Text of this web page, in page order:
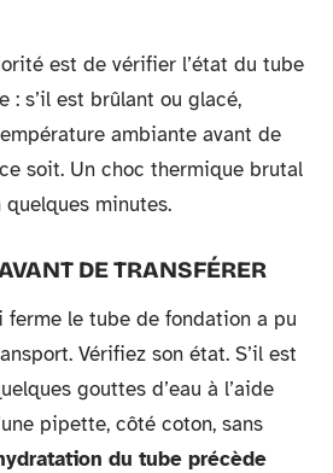
est de vérifier l’état du tube
: s’il est brûlant ou glacé,
ambiante avant de
soit. Un choc thermique brutal
minutes.
DE TRANSFÉRER
ferme le tube de fondation a pu
Vérifiez son état. S’il est
gouttes d’eau à l’aide
pipette, côté coton, sans
du tube précède